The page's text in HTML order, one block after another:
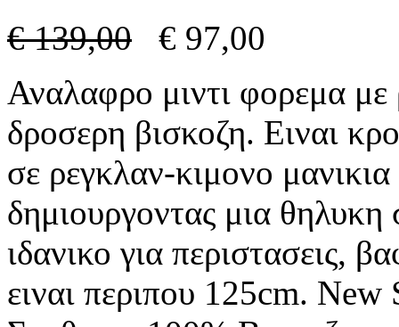
€139,00 € 97,00
Αναλαφρο μιντι φορεμα με
δροσερη βισκοζη. Ειναι
σε ρεγκλαν-κιμονο
δημιουργοντας μια θηλυκη
ιδανικο για περιστασεις,
ειναι περιπου 125cm.